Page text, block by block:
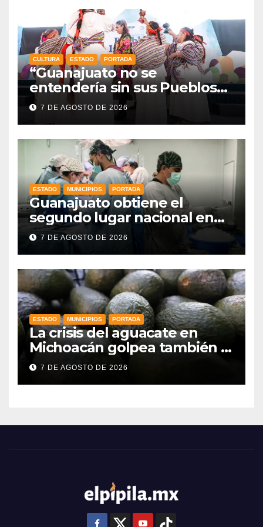
CULTURA ESTADO PORTADA
“Guanajuato no se
entendería sin sus Pueblos
Indígenas”: Libia Dennise
fortalece el orgullo del
7 DE AGOSTO DE 2026
ESTADO MUNICIPIOS PORTADA
Guanajuato obtiene el
segundo lugar nacional en
procuración de órganos
7 DE AGOSTO DE 2026
ESTADO MUNICIPIOS PORTADA
La crisis del aguacate en
Michoacán golpea también a
productores de Guanajuato
7 DE AGOSTO DE 2026